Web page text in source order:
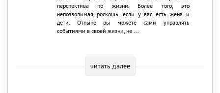
перспектива по жизни. Более того, это
непозволимая роскошь, если у вас есть жена и
дети. Отныне вы можете сами управлять
событиями в своей жизни, не ...
читать далее